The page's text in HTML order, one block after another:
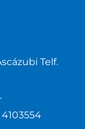
Telf.
4103554